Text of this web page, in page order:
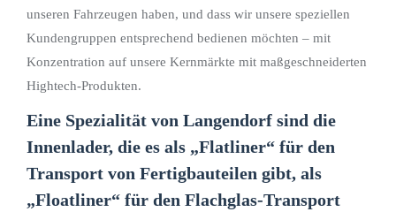
unseren Fahrzeugen haben, und dass wir unsere speziellen
Kundengruppen entsprechend bedienen möchten – mit
Konzentration auf unsere Kernmärkte mit maßgeschneiderten
Hightech-Produkten.
Eine Spezialität von Langendorf sind die
Innenlader, die es als „Flatliner“ für den
Transport von Fertigbauteilen gibt, als
„Floatliner“ für den Flachglas-Transport